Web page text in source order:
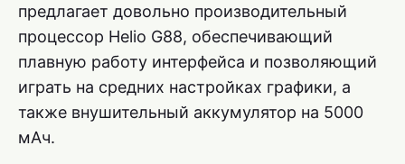
предлагает довольно производительный
процессор Helio G88, обеспечивающий
плавную работу интерфейса и позволяющий
играть на средних настройках графики, а
также внушительный аккумулятор на 5000
мАч.